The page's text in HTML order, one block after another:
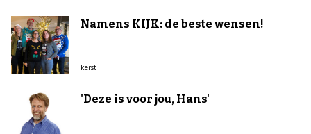
Namens KIJK: de beste wensen!
kerst
'Deze is voor jou, Hans'